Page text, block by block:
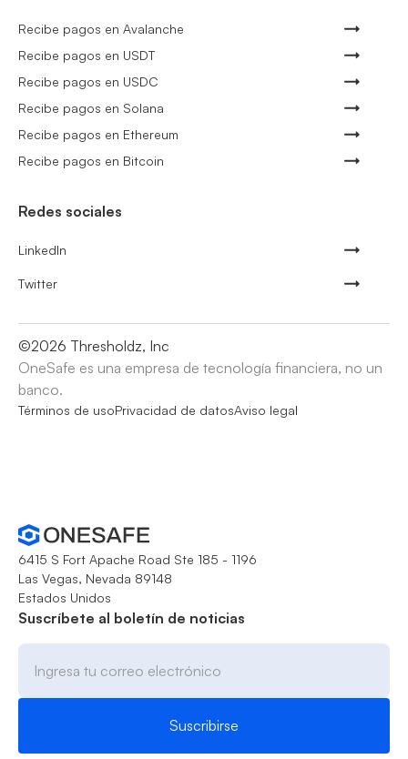
Recibe pagos en Avalanche
Recibe pagos en USDT
Recibe pagos en USDC
Recibe pagos en Solana
Recibe pagos en Ethereum
Recibe pagos en Bitcoin
Redes sociales
LinkedIn
Twitter
©2026 Thresholdz, Inc
OneSafe es una empresa de tecnología financiera, no un
banco.
Términos de usoPrivacidad de datosAviso legal
6415 S Fort Apache Road Ste 185 - 1196
Las Vegas, Nevada 89148
Estados Unidos
Suscríbete al boletín de noticias